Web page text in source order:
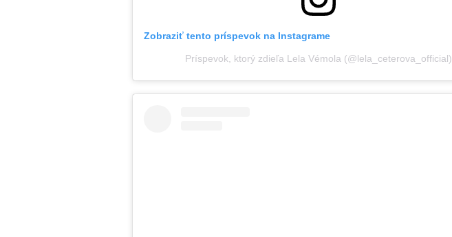
Zobraziť tento príspevok na Instagrame
Príspevok, ktorý zdieľa Lela Vémola (@lela_ceterova_official)